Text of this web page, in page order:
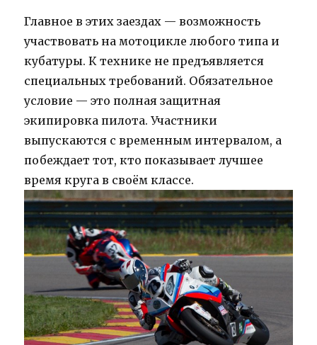
Главное в этих заездах — возможность
участвовать на мотоцикле любого типа и
кубатуры. К технике не предъявляется
специальных требований. Обязательное
условие — это полная защитная
экипировка пилота. Участники
выпускаются с временным интервалом, а
побеждает тот, кто показывает лучшее
время круга в своём классе.